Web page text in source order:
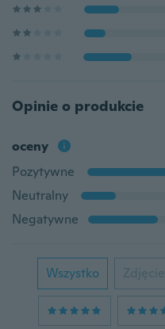
Opinie o produkcie
oceny
Pozytywne
Neutralny
Negatywne
Wszystko Zdjęcie